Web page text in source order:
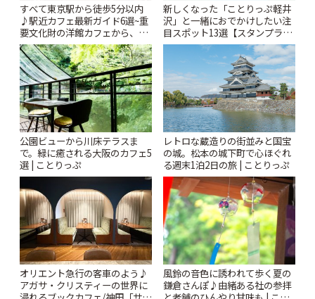
すべて東京駅から徒歩5分以内
♪駅近カフェ最新ガイド6選~重
要文化財の洋館カフェから、改
札すぐのレトロ喫茶まで~ | こと
りっぷ
新しくなった「ことりっぷ軽井
沢」と一緒におでかけしたい注
目スポット13選【スタンプラリ
ー開催中】 | ことりっぷ
公園ビューから川床テラスま
で。緑に癒される大阪のカフェ5
選 | ことりっぷ
レトロな蔵造りの街並みと国宝
の城。松本の城下町で心ほぐれ
る週末1泊2日の旅 | ことりっぷ
オリエント急行の客車のよう♪
アガサ・クリスティーの世界に
風鈴の音色に誘われて歩く夏の
鎌倉さんぽ♪由緒ある社の参拝